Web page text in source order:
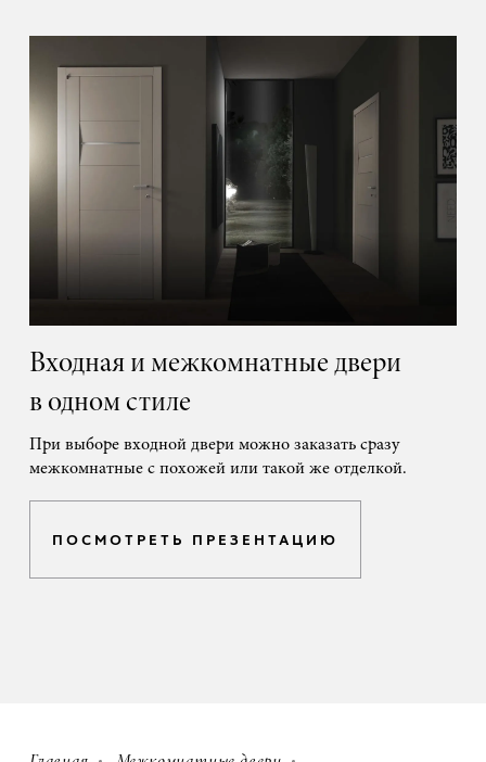
Входная и межкомнатные двери
в одном стиле
При выборе входной двери можно заказать сразу
межкомнатные с похожей или такой же отделкой.
ПОСМОТРЕТЬ ПРЕЗЕНТАЦИЮ